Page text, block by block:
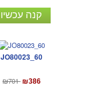
קנה עכשיו
JO80023_60
₪701 ₪386